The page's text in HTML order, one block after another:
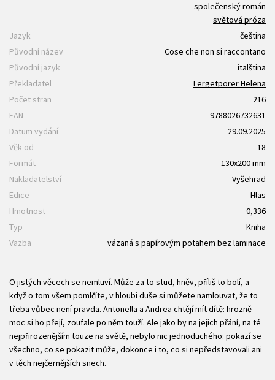
společenský román
světová próza
Jazyk
čeština
Původní název
Cose che non si raccontano
Původní jazyk
italština
Překladatel
Lergetporer Helena
Počet stran
216
EAN
9788026732631
Datum vydání
29.09.2025
Věk od
18
Formát
130x200 mm
Nakladatelství
Vyšehrad
Edice
Hlas
Hmotnost
0,336
Typ
Kniha
Vazba
vázaná s papírovým potahem bez laminace
O jistých věcech se nemluví. Může za to stud, hněv, příliš to bolí, a
když o tom všem pomlčíte, v hloubi duše si můžete namlouvat, že to
třeba vůbec není pravda. Antonella a Andrea chtějí mít dítě: hrozně
moc si ho přejí, zoufale po něm touží. Ale jako by na jejich přání, na té
nejpřirozenějším touze na světě, nebylo nic jednoduchého: pokazí se
všechno, co se pokazit může, dokonce i to, co si nepředstavovali ani
v těch nejčernějších snech.